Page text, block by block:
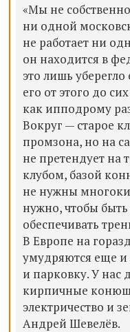
«Мы не
ни одной
не работает ни
он находится в
это лишь
его от этого до
как ипподрому
Вокруг — старое
промзона, но на
не претендует на
клубом, базой
не нужны
нужно, чтобы
обеспечивать
В Европе на
умудряются еще и
и парковку. У нас
кирпичные
электричество и
Андрей Шевелёв.